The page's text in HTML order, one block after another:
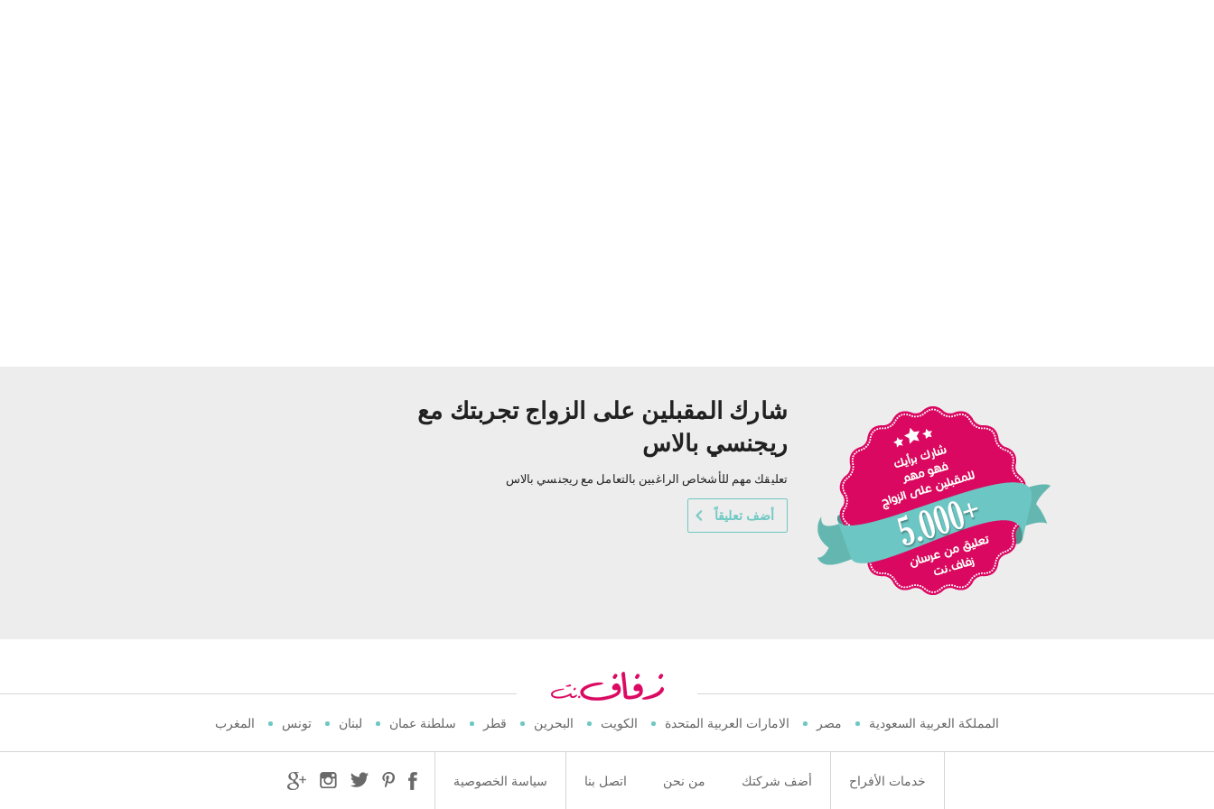
شارك المقبلين على الزواج تجربتك مع
ريجنسي بالاس
تعليقك مهم للأشخاص الراغبين بالتعامل مع ريجنسي بالاس
أضف تعليقاً
المملكة العربية السعودية مصر الامارات العربية المتحدة الكويت البحرين قطر سلطنة عمان لبنان تونس المغرب
خدمات الأفراح أضف شركتك من نحن اتصل بنا سياسة الخصوصية